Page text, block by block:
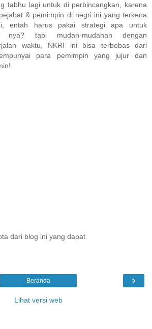
tabhu lagi untuk di perbincangkan, karena
& pemimpin di negri ini yang terkena
entah harus pakai strategi apa untuk
nya? tapi mudah-mudahan dengan
waktu, NKRI ini bisa terbebas dari
para pemimpin yang jujur dan
dari blog ini yang dapat
›
Beranda
Lihat versi web